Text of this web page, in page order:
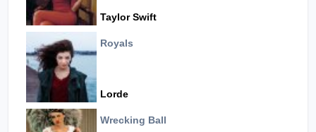
Taylor Swift
Royals
Lorde
Wrecking Ball